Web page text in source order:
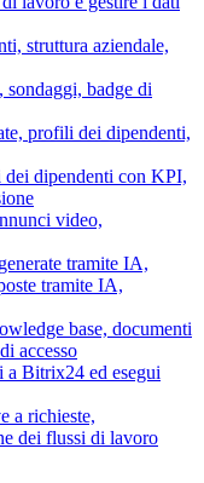
struttura aziendale,
badge di
profili dei dipendenti,
dipendenti con KPI,
video,
tramite IA,
tramite IA,
base, documenti
accesso
a Bitrix24 ed esegui
a richieste,
dei flussi di lavoro